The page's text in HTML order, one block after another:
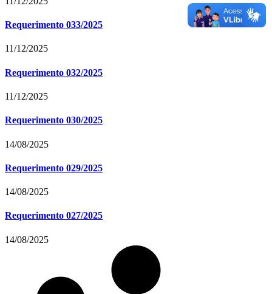
Requerimento 033/2025
11/12/2025
Requerimento 032/2025
11/12/2025
Requerimento 030/2025
14/08/2025
Requerimento 029/2025
14/08/2025
Requerimento 027/2025
14/08/2025